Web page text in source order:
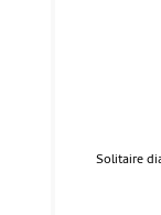
Solitaire